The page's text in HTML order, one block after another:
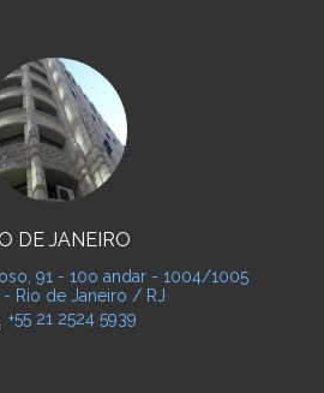
DE JANEIRO
91 - 10o andar - 1004/1005
- Rio de Janeiro / RJ
+55 21 2524 5939